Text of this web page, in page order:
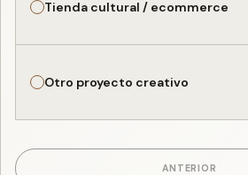
Tienda cultural / ecommerce
Otro proyecto creativo
ANTERIOR